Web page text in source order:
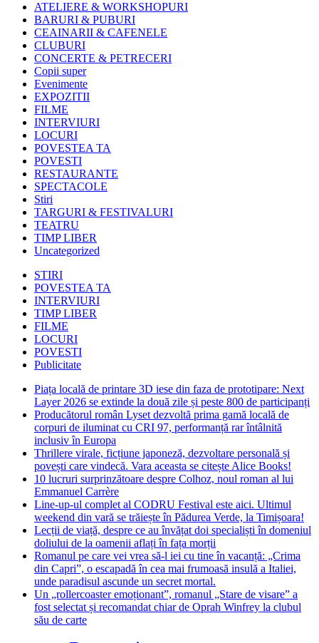
ATELIERE & WORKSHOPURI
BARURI & PUBURI
CEAINARII & CAFENELE
CLUBURI
CONCERTE & PETRECERI
Copii super
Evenimente
EXPOZITII
FILME
INTERVIURI
LOCURI
POVESTEA TA
POVESTI
RESTAURANTE
SPECTACOLE
Stiri
TARGURI & FESTIVALURI
TEATRU
TIMP LIBER
Uncategorized
STIRI
POVESTEA TA
INTERVIURI
TIMP LIBER
FILME
LOCURI
POVESTI
Publicitate
Piața locală de printare 3D iese din faza de prototipare: Next
Layer 2026 se extinde la două zile și peste 800 de participanți
Producătorul român Lyset dezvoltă prima gamă locală de
corpuri de iluminat cu CRI 97, performanță rar întâlnită
inclusiv în Europa
Thrillere virale, ficțiune japoneză, dezvoltare personală și
povești care vindecă. Vara aceasta se citește Alice Books!
10 lucruri surprinzătoare despre Colhoz, noul roman al lui
Emmanuel Carrère
Line-up-ul complet al CODRU Festival este aici. Ultimul
weekend din vară se trăiește în Pădurea Verde, la Timișoara!
Lecții de viață, despre ce au învățat doi specialiști în domeniul
doliului de la oamenii aflați în fața morții
Romanul pe care vei vrea să-l iei cu tine în vacanță: „Crima
din Capri”, o escapadă în cea mai frumoasă insulă a Italiei,
unde paradisul ascunde un secret mortal.
Un „rollercoaster emoționant”, romanul „Stare de visare” a
fost selectat și recomandat chiar de Oprah Winfrey la clubul
său de carte